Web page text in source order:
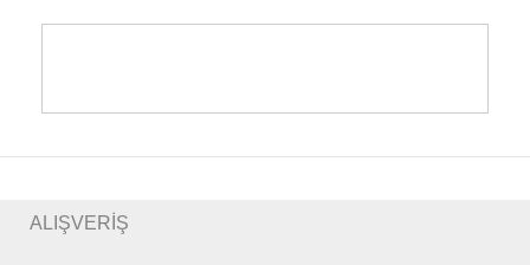
ALIŞVERİŞ